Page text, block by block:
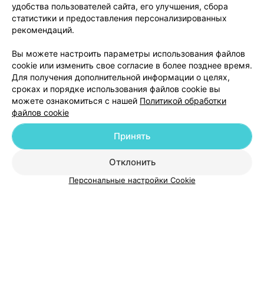
Добавить специалиста
О проекте Новости проекта
Размещение рекламы
Медицинский маркетинг
Публичный договор
Пользовательское соглашение
Способы оплаты
удобства пользователей сайта, его улучшения, сбора
статистики и предоставления персонализированных
рекомендаций.
Вы можете настроить параметры использования файлов
cookie или изменить свое согласие в более позднее время.
Для получения дополнительной информации о целях,
сроках и порядке использования файлов cookie вы
можете ознакомиться с нашей Политикой обработки
файлов cookie
Отклонить
Принять
Персональные настройки Cookie